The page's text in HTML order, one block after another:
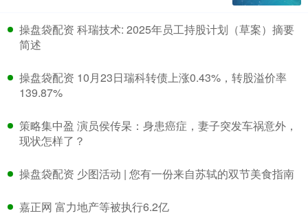
​操盘袋配资 科瑞技术: 2025年员工持股计划（草案）摘要
简述
​操盘袋配资 10月23日瑞科转债上涨0.43%，转股溢价率
139.87%
​策略集中盈 演员侯传杲：身患癌症，妻子突发车祸意外，
现状怎样了？
​操盘袋配资 少图活动 | 您有一份来自苏轼的双节美食指南
​嘉正网 富力地产等被执行6.2亿